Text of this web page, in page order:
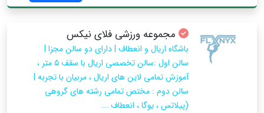
مجموعه ورزشی فلای نیکس
باشگاه اریال و انعطاف | دارای دو سالن مجزا |
سالن اول :سالن تخصصی اریال با سقف ۵ متر ،
آموزش تمامی لاین های اریال ، مربیان با تجربه |
سالن دوم : مختص تمامی رشته های گروهی
(پیلاتس ، یوگا ، انعطاف ...